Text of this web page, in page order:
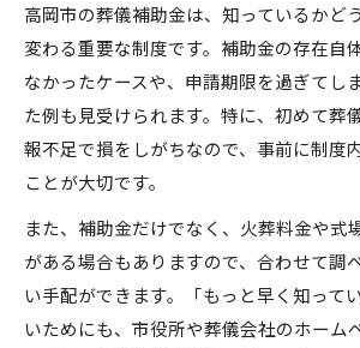
高岡市の葬儀補助金は、知っているかど
変わる重要な制度です。補助金の存在自
なかったケースや、申請期限を過ぎてし
た例も見受けられます。特に、初めて葬
報不足で損をしがちなので、事前に制度
ことが大切です。
また、補助金だけでなく、火葬料金や式
がある場合もありますので、合わせて調
い手配ができます。「もっと早く知って
いためにも、市役所や葬儀会社のホーム